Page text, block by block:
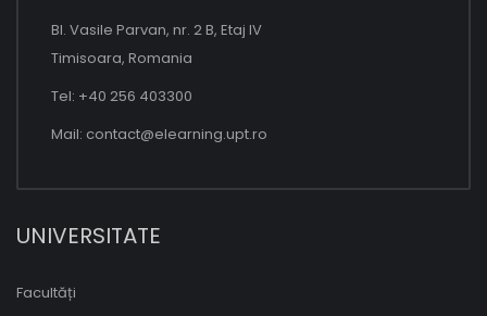
Bl. Vasile Parvan, nr. 2 B, Etaj IV
Timisoara, Romania
Tel: +40 256 403300
Mail: contact@elearning.upt.ro
UNIVERSITATE
Facultăți